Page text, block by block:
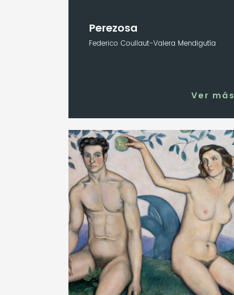
Perezosa
Federico Coullaut-Valera Mendigutía
Ver más